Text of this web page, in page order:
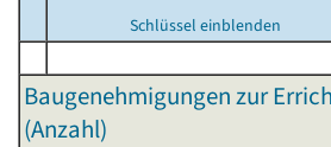
Schlüssel einblenden
Baugenehmigungen zur
(Anzahl)